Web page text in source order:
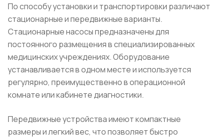
По способу установки и транспортировки различают
стационарные и передвижные варианты.
Стационарные насосы предназначены для
постоянного размещения в специализированных
медицинских учреждениях. Оборудование
устанавливается в одном месте и используется
регулярно, преимущественно в операционной
комнате или кабинете диагностики.
Передвижные устройства имеют компактные
размеры и легкий вес, что позволяет быстро